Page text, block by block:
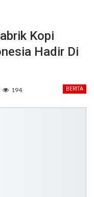
Kopi
Hadir Di
BERITA
194